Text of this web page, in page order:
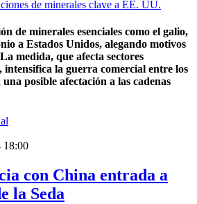
de minerales esenciales como el galio,
a Estados Unidos, alegando motivos
medida, que afecta sectores
intensifica la guerra comercial entre los
posible afectación a las cadenas
18:00
con China entrada a
la Seda